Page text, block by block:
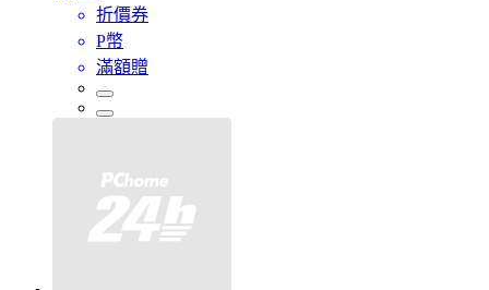
折價券
P幣
滿額贈